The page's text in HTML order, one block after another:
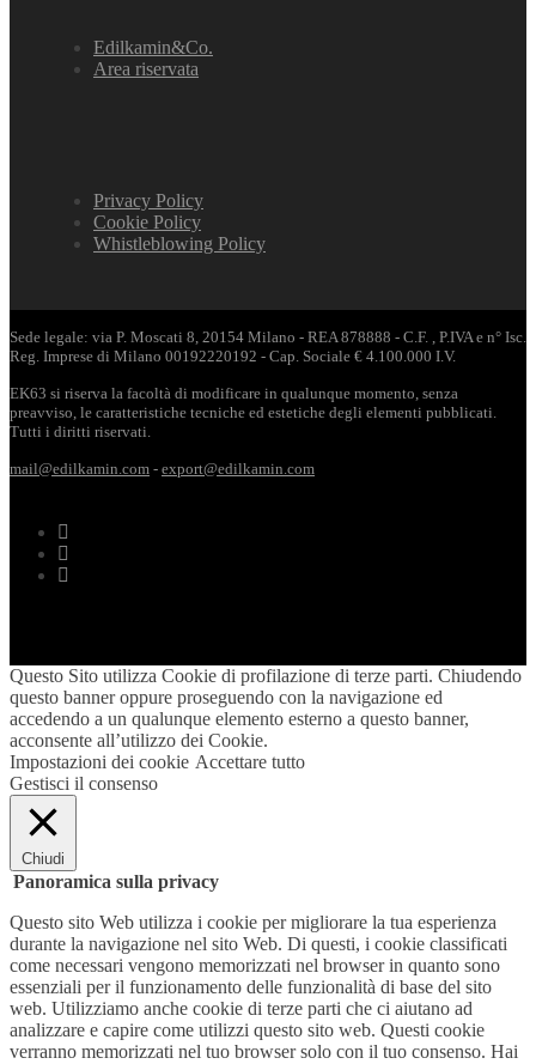
Edilkamin&Co.
Area riservata
Privacy Policy
Cookie Policy
Whistleblowing Policy
Sede legale: via P. Moscati 8, 20154 Milano - REA 878888 - C.F. , P.IVA e n° Isc.
Reg. Imprese di Milano 00192220192 - Cap. Sociale € 4.100.000 I.V.
EK63 si riserva la facoltà di modificare in qualunque momento, senza
preavviso, le caratteristiche tecniche ed estetiche degli elementi pubblicati.
Tutti i diritti riservati.
mail@edilkamin.com - export@edilkamin.com
Questo Sito utilizza Cookie di profilazione di terze parti. Chiudendo
questo banner oppure proseguendo con la navigazione ed
accedendo a un qualunque elemento esterno a questo banner,
acconsente all’utilizzo dei Cookie.
Impostazioni dei cookie Accettare tutto
Gestisci il consenso
Chiudi
Panoramica sulla privacy
Questo sito Web utilizza i cookie per migliorare la tua esperienza
durante la navigazione nel sito Web. Di questi, i cookie classificati
come necessari vengono memorizzati nel browser in quanto sono
essenziali per il funzionamento delle funzionalità di base del sito
web. Utilizziamo anche cookie di terze parti che ci aiutano ad
analizzare e capire come utilizzi questo sito web. Questi cookie
verranno memorizzati nel tuo browser solo con il tuo consenso. Hai